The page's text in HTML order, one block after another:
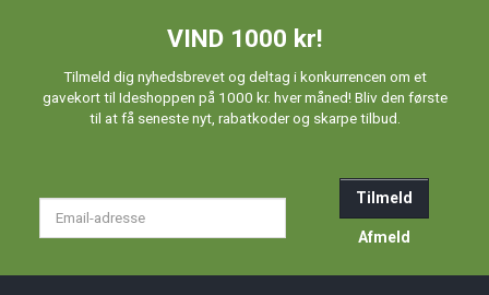
VIND 1000 kr!
Tilmeld dig nyhedsbrevet og deltag i konkurrencen om et
gavekort til Ideshoppen på 1000 kr. hver måned! Bliv den første
til at få seneste nyt, rabatkoder og skarpe tilbud.
Tilmeld
Afmeld